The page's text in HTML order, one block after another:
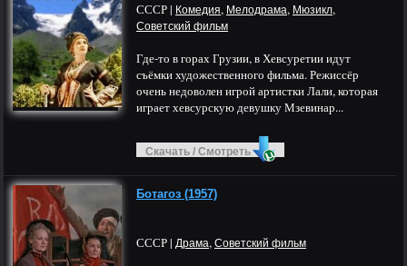
СССР | Комедия, Мелодрама, Мюзикл,
Советский фильм
Где-то в горах Грузии, в Хевсуретии идут
съёмки художественного фильма. Режиссёр
очень недоволен игрой артистки Лали, которая
играет хевсурскую девушку Мзевинар...
Скачать / Смотреть
Ботагоз (1957)
СССР | Драма, Советский фильм